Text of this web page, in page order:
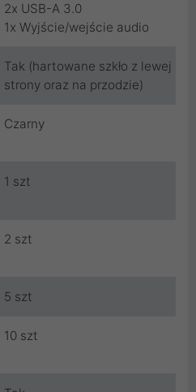
2x USB-A 3.0
1x Wyjście/wejście audio
Tak (hartowane szkło z lewej
strony oraz na przodzie)
Czarny
1 szt
2 szt
5 szt
10 szt